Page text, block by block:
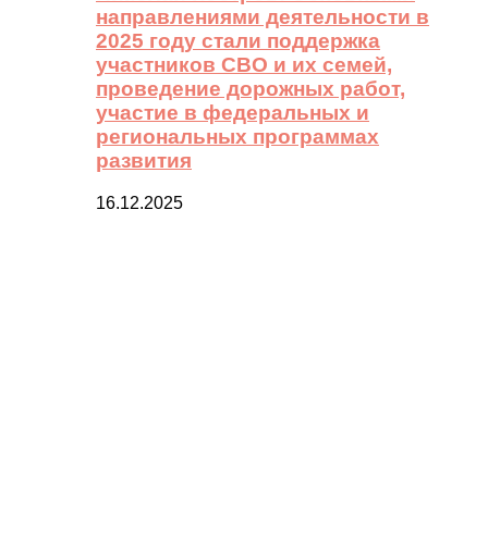
направлениями деятельности в
2025 году стали поддержка
участников СВО и их семей,
проведение дорожных работ,
участие в федеральных и
региональных программах
развития
16.12.2025